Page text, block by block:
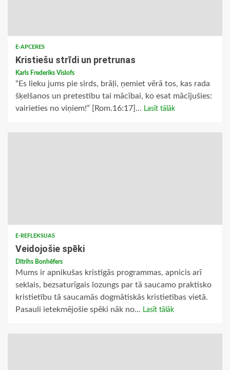
E-APCERES
Kristiešu strīdi un pretrunas
Karls Frederiks Vislofs
“Es lieku jums pie sirds, brāļi, ņemiet vērā tos, kas rada
šķelšanos un pretestību tai mācībai, ko esat mācījušies:
vairieties no viņiem!” [Rom.16:17]... Lasīt tālāk
E-REFLEKSIJAS
Veidojošie spēki
Dītrihs Bonhēfers
Mums ir apnikušas kristīgās programmas, apnicis arī
seklais, bezsaturīgais lozungs par tā saucamo praktisko
kristietību tā saucamās dogmātiskās kristietības vietā.
Pasauli ietekmējošie spēki nāk no... Lasīt tālāk